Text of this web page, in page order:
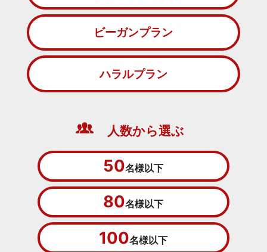
ビーガンプラン
ハラルプラン
人数から選ぶ
50名様以下
80名様以下
100名様以下